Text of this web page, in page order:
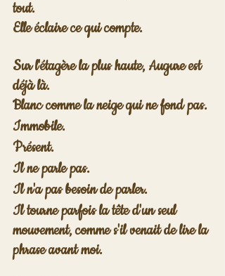
tout.
Elle éclaire ce qui compte.
Sur l'étagère la plus haute, Augure est
déjà là.
Blanc comme la neige qui ne fond pas.
Immobile.
Présent.
Il ne parle pas.
Il n'a pas besoin de parler.
Il tourne parfois la tête d'un seul
mouvement, comme s'il venait de lire la
phrase avant moi.